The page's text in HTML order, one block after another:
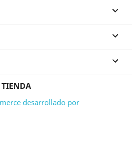



desarrollado por